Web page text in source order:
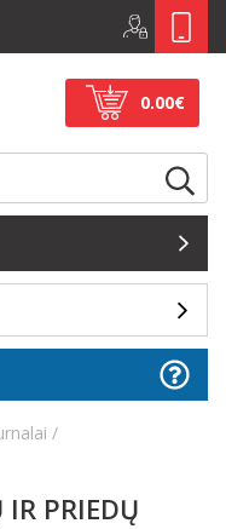
0.00€
IR PRIEDŲ